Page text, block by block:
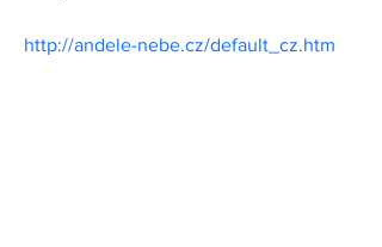
http://andele-nebe.cz/default_cz.htm